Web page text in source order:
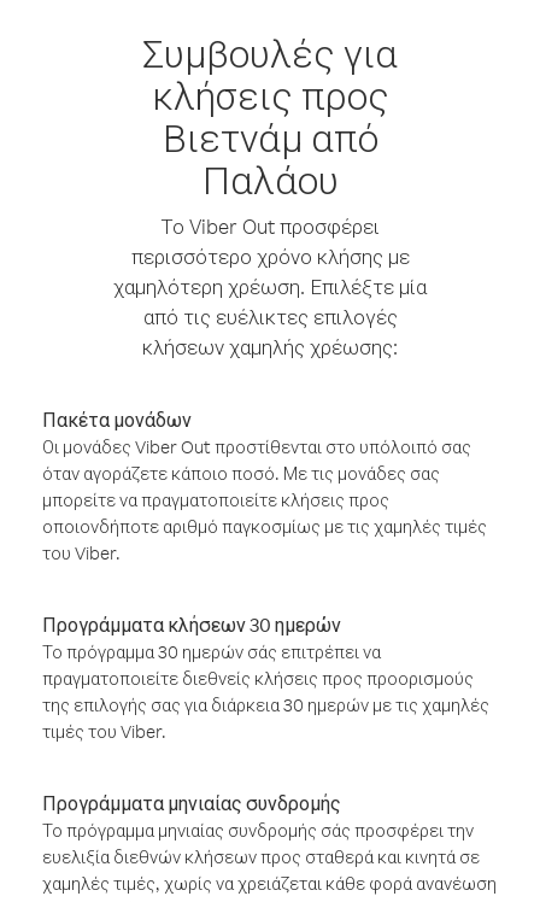
Συμβουλές για
κλήσεις προς
Βιετνάμ από
Παλάου
Το Viber Out προσφέρει
περισσότερο χρόνο κλήσης με
χαμηλότερη χρέωση. Επιλέξτε μία
από τις ευέλικτες επιλογές
κλήσεων χαμηλής χρέωσης:
Πακέτα μονάδων
Οι μονάδες Viber Out προστίθενται στο υπόλοιπό σας
όταν αγοράζετε κάποιο ποσό. Με τις μονάδες σας
μπορείτε να πραγματοποιείτε κλήσεις προς
οποιονδήποτε αριθμό παγκοσμίως με τις χαμηλές τιμές
του Viber.
Προγράμματα κλήσεων 30 ημερών
Το πρόγραμμα 30 ημερών σάς επιτρέπει να
πραγματοποιείτε διεθνείς κλήσεις προς προορισμούς
της επιλογής σας για διάρκεια 30 ημερών με τις χαμηλές
τιμές του Viber.
Προγράμματα μηνιαίας συνδρομής
Το πρόγραμμα μηνιαίας συνδρομής σάς προσφέρει την
ευελιξία διεθνών κλήσεων προς σταθερά και κινητά σε
χαμηλές τιμές, χωρίς να χρειάζεται κάθε φορά ανανέωση